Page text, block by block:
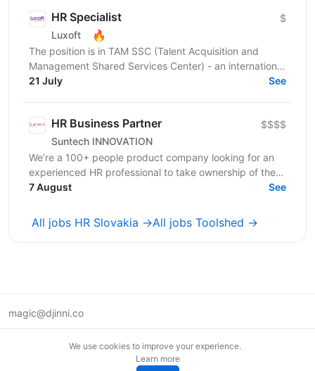
HR Specialist
Luxoft 🔥
$
The position is in TAM SSC (Talent Acquisition and
Management Shared Services Center) - an international
department responsible for supporting HR and...
21 July See
HR Business Partner
Suntech INNOVATION
$$$$
We’re a 100+ people product company looking for an
experienced HR professional to take ownership of the
people function and help us scale...
7 August See
All jobs HR Slovakia →All jobs Toolshed →
magic@djinni.co
We use cookies to improve your experience.
Learn more